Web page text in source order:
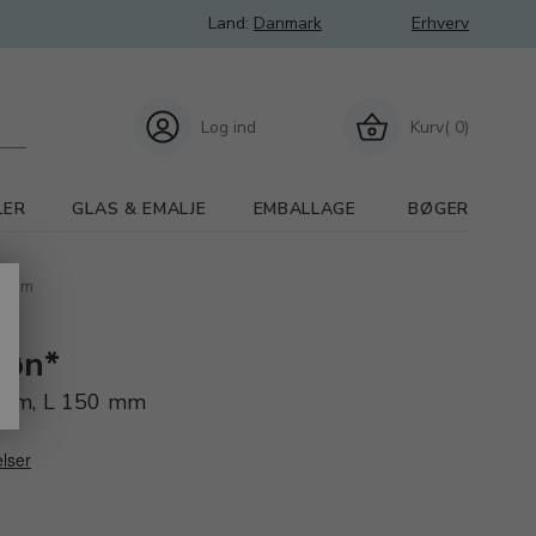
Land: Danmark Erhverv
Kurv( 0)
Log ind
GLAS & EMALJE EMBALLAGE BØGER
mm
L 150 mm